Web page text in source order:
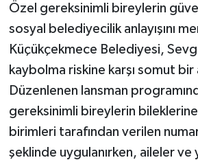
Özel gereksinimli bireylerin
sosyal belediyecilik anlayışını
Küçükçekmece Belediyesi,
kaybolma riskine karşı somut bir
Düzenlenen lansman
gereksinimli bireylerin
birimleri tarafından verilen
şeklinde uygulanırken, aileler